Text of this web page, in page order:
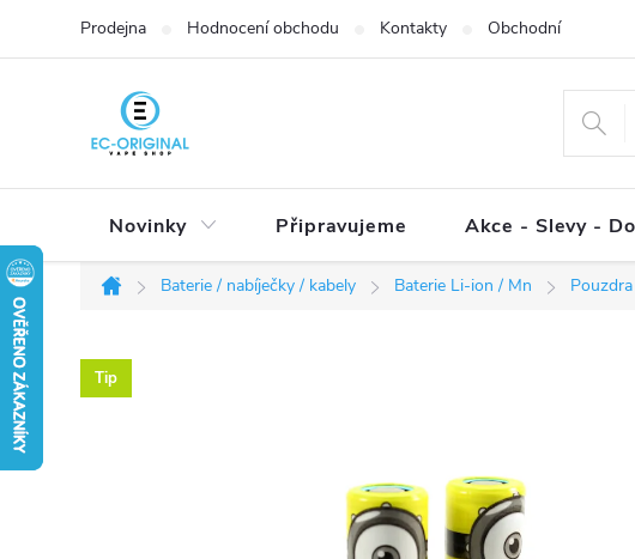
Prodejna Hodnocení obchodu Kontakty Obchodní podmínky
Novinky Připravujeme Akce - Slevy -
Domů
Baterie / nabíječky / kabely Baterie Li-ion / Mn
Tip